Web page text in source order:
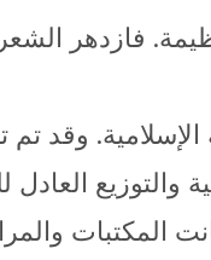
فازدهر
وقد تم
العادل
المكتبات